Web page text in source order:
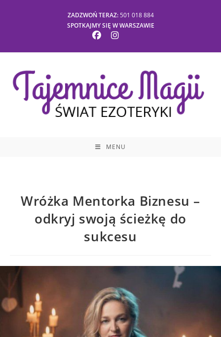
ZADZWOŃ TERAZ:501 018 884
SPOTKAJMY SIĘ W WARSZAWIE
MENU
Wróżka Mentorka Biznesu –
odkryj swoją ścieżkę do
sukcesu